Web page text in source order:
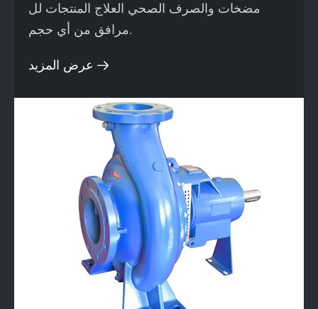
مضخات والصرف الصحي العلاج المنتجات لل
مرافق من أي حجم.
